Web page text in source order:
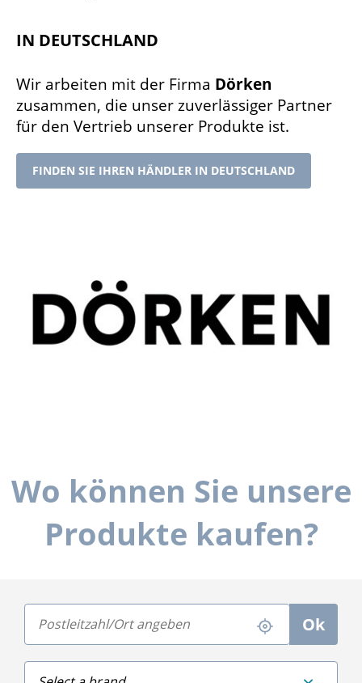
IN DEUTSCHLAND
Wir arbeiten mit der Firma Dörken
zusammen, die unser zuverlässiger Partner
für den Vertrieb unserer Produkte ist.
FINDEN SIE IHREN HÄNDLER IN DEUTSCHLAND
Wo können Sie unsere
Produkte kaufen?
Postleitzahl oder Ort suchen Ok
Motif de votre demande